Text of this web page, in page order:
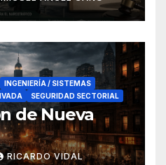
INGENIERÍA / SISTEMAS
SEGURIDAD SECTORIAL
de Nueva
RICARDO VIDAL